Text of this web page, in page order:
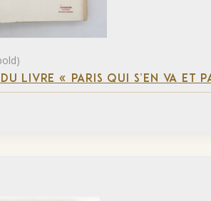
LIVRE « PARIS QUI S’EN VA ET